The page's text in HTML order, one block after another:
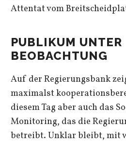
Attentat vom
PUBLIKUM UNTER
BEOBACHTUNG
Auf der Regierungsbank
maximalst
diesem Tag aber auch das
Monitoring, das die
betreibt. Unklar bleibt, mit